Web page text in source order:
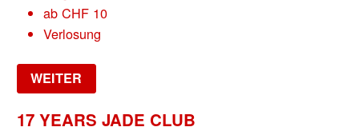
ab CHF10
Verlosung
WEITER
17 YEARS JADE CLUB